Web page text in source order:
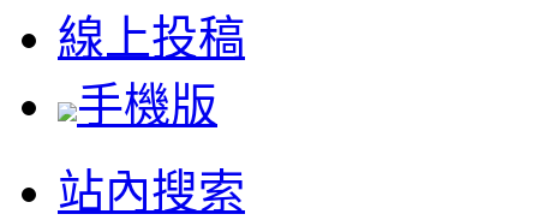
線上投稿
手機版
站內搜索